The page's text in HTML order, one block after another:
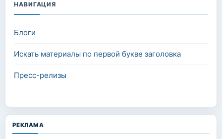
НАВИГАЦИЯ
Блоги
Искать материалы по первой букве заголовка
Пресс-релизы
РЕКЛАМА